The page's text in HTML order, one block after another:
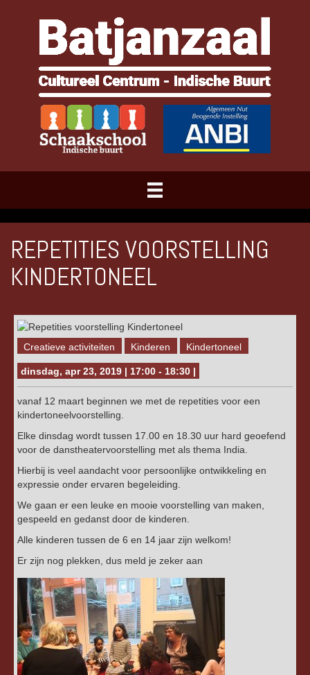
REPETITIES VOORSTELLING
KINDERTONEEL
Creatieve activiteiten Kinderen Kindertoneel
dinsdag, apr 23, 2019 | 17:00 - 18:30 |
vanaf 12 maart beginnen we met de repetities voor een
kindertoneelvoorstelling.
Elke dinsdag wordt tussen 17.00 en 18.30 uur hard geoefend
voor de danstheatervoorstelling met als thema India.
Hierbij is veel aandacht voor persoonlijke ontwikkeling en
expressie onder ervaren begeleiding.
We gaan er een leuke en mooie voorstelling van maken,
gespeeld en gedanst door de kinderen.
Alle kinderen tussen de 6 en 14 jaar zijn welkom!
Er zijn nog plekken, dus meld je zeker aan